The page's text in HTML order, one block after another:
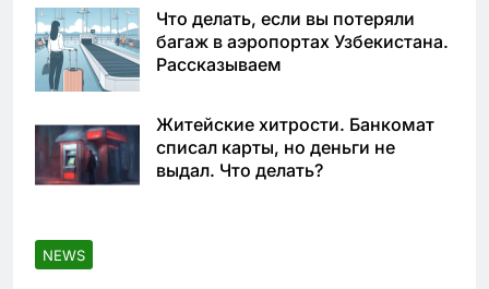
Что делать, если вы потеряли
багаж в аэропортах Узбекистана.
Рассказываем
Житейские хитрости. Банкомат
списал карты, но деньги не
выдал. Что делать?
NEWS